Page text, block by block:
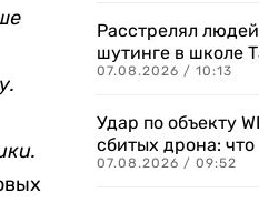
Расстрелял
шутинге в школе
07.08.2026 / 10:13
Удар по объекту
сбитых дрона:
07.08.2026 / 09:52